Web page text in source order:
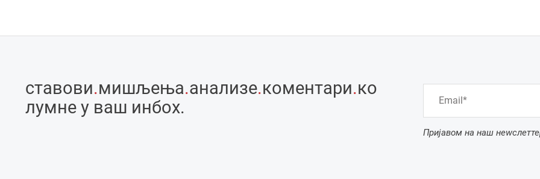
ставови.мишљења.анализе.коментари.ко
лумне у ваш инбоx.
Пријавом на наш